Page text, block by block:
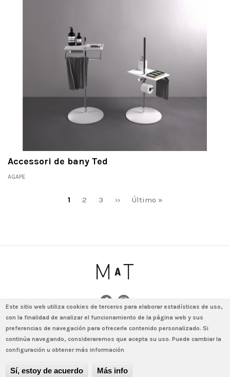
Accessori de bany Ted
AGAPE
Pàgina
1 Pàgina
2 Pàgina
3
Pàgina
››
Última
Último »
© 2020 - MAT by MINIM · Amigó 78-80, bajos (local) · 08021 Barcelona ·
T. (+34) 931 640 603 · info@matminim.com
Menú
Avís legal Política de protecció de dades
Este sitio web utiliza cookies de terceros para elaborar estadísticas de uso,
con la finalidad de analizar el funcionamiento de la página web y sus
preferencias de navegación para ofrecerle contenido personalizado. Si
continúa navegando, consideraremos que acepta su uso. Puede cambiar la
configuración u obtener más información
Sí, estoy de acuerdo Más info